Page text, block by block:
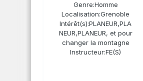
Genre:Homme
Localisation:Grenoble
Intérêt(s):PLANEUR,PLA
NEUR,PLANEUR, et pour
changer la montagne
Instructeur:FE(S)